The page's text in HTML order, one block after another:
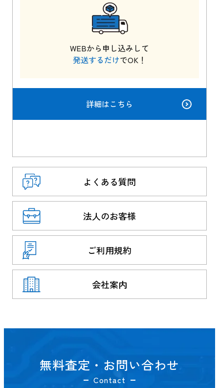
WEBから申し込みして
発送するだけでOK！
詳細はこちら
よくある質問
法人のお客様
ご利用規約
会社案内
無料査定・お問い合わせ
Contact